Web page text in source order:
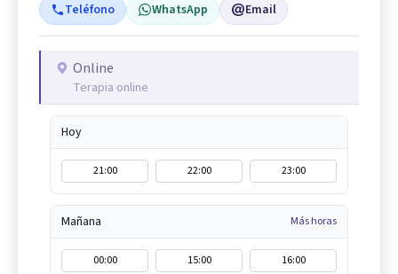
Teléfono WhatsApp Email
Online
Terapia online
Hoy
21:00 22:00 23:00
Mañana Más horas
00:00 15:00
16:00